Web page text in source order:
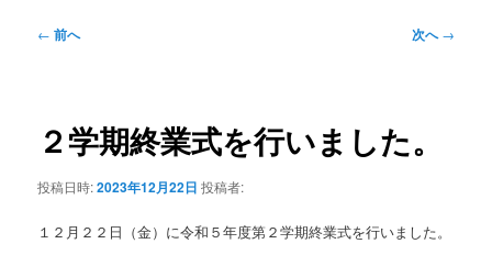
コ
投
ー
ョ
← 前へ 次へ→
２学期終業式を行いました。
投稿日時:2023年12月22日 投稿者:
１２月２２日（金）に令和５年度第２学期終業式を行いました。